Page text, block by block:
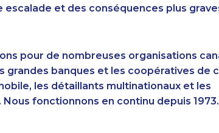
et des conséquences plus
pour de nombreuses organisations
grandes banques et les coopératives de
les détaillants multinationaux et les
fonctionnons en continu depuis 1973.